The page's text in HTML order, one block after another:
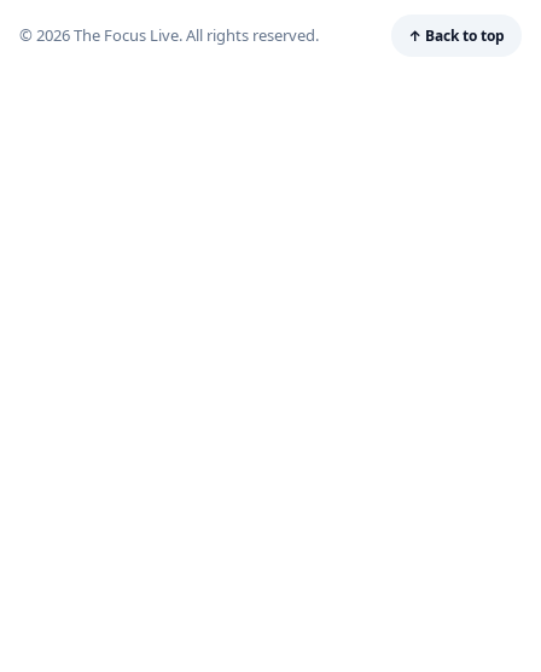
© 2026 The Focus Live. All rights reserved. ↑ Back to top